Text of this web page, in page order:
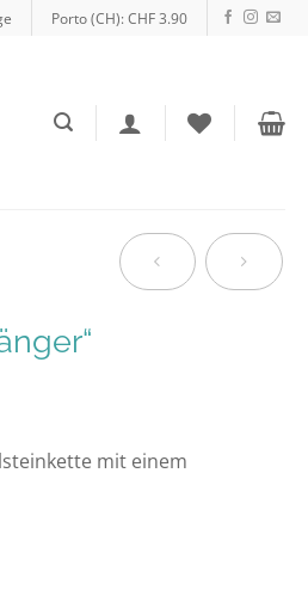
Porto (CH): CHF 3.90
mit einem